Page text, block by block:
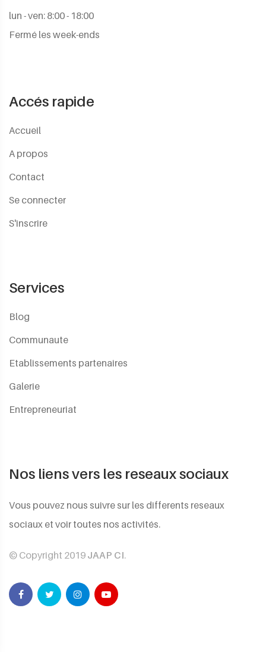
lun - ven: 8:00 - 18:00
Fermé les week-ends
Accés rapide
Accueil
A propos
Contact
Se connecter
S'inscrire
Services
Blog
Communaute
Etablissements partenaires
Galerie
Entrepreneuriat
Nos liens vers les reseaux sociaux
Vous pouvez nous suivre sur les differents reseaux
sociaux et voir toutes nos activités.
© Copyright 2019 JAAP CI.